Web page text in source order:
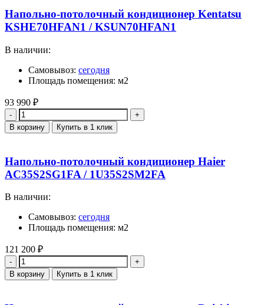
Напольно-потолочный кондиционер Kentatsu
KSHE70HFAN1 / KSUN70HFAN1
В наличии:
Самовывоз: сегодня
Площадь помещения: м2
93 990 ₽
Количество
В корзину Купить в 1 клик
Напольно-потолочный кондиционер Haier
AC35S2SG1FA / 1U35S2SM2FA
В наличии:
Самовывоз: сегодня
Площадь помещения: м2
121 200 ₽
Количество
В корзину Купить в 1 клик